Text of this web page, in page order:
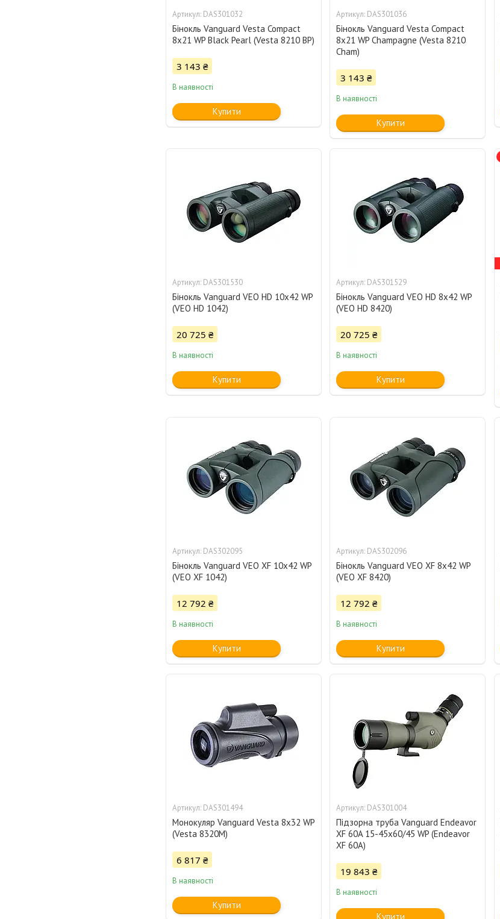
DAS301032
Бінокль Vanguard Vesta Compact
8x21 WP Black Pearl (Vesta 8210 BP)
3 143 ₴
В наявності
Купити
DAS301036
Бінокль Vanguard Vesta Compact
8x21 WP Champagne (Vesta 8210
Cham)
3 143 ₴
В наявності
Купити
DAS301530
Бінокль Vanguard VEO HD 10x42 WP
(VEO HD 1042)
20 725 ₴
В наявності
Купити
DAS301529
Бінокль Vanguard VEO HD 8x42 WP
(VEO HD 8420)
20 725 ₴
В наявності
Купити
DAS302095
Бінокль Vanguard VEO XF 10x42 WP
(VEO XF 1042)
12 792 ₴
В наявності
Купити
DAS302096
Бінокль Vanguard VEO XF 8x42 WP
(VEO XF 8420)
12 792 ₴
В наявності
Купити
DAS301494
Монокуляр Vanguard Vesta 8x32 WP
(Vesta 8320M)
6 817 ₴
В наявності
Купити
DAS301004
Підзорна труба Vanguard Endeavor
XF 60A 15-45x60/45 WP (Endeavor
XF 60A)
19 843 ₴
В наявності
Купити